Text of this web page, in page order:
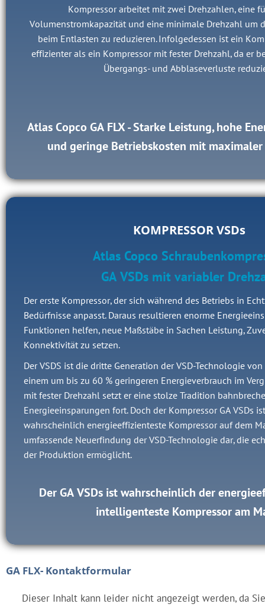
Kompressor arbeitet mit zwei Drehzahlen, eine
Volumenstromkapazität und eine minimale Drehzahl um
beim Entlasten zu reduzieren. Infolgedessen ist ein
effizienter als ein Kompressor mit fester Drehzahl, da er
Übergangs- und Abblaseverluste
Atlas Copco GA FLX - Starke Leistung, hohe
und geringe Betriebskosten mit
KOMPRESSOR VSDs
Atlas Copco
GA VSDs mit variabler
Der erste Kompressor, der sich während des Betriebs in
Bedürfnisse anpasst. Daraus resultieren enorme
Funktionen helfen, neue Maßstäbe in Sachen Leistung,
Konnektivität zu setzen.
Der VSDS ist die dritte Generation der VSD-Technologie
einem um bis zu 60 % geringeren Energieverbrauch im
mit fester Drehzahl setzt er eine stolze Tradition
Energieeinsparungen fort. Doch der Kompressor GA VSDs
wahrscheinlich energieeffizienteste Kompressor auf dem
umfassende Neuerfindung der VSD-Technologie dar, die
der Produktion ermöglicht.
Der GA VSDs ist wahrscheinlich der
intelligenteste Kompressor am
GA FLX- Kontaktformular
Dieser Inhalt kann leider nicht angezeigt werden, da